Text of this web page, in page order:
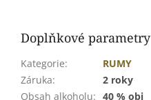
Doplňkové parametry
Kategorie:
RUMY
Záruka:
2 roky
Obsah alkoholu: 40 % obj